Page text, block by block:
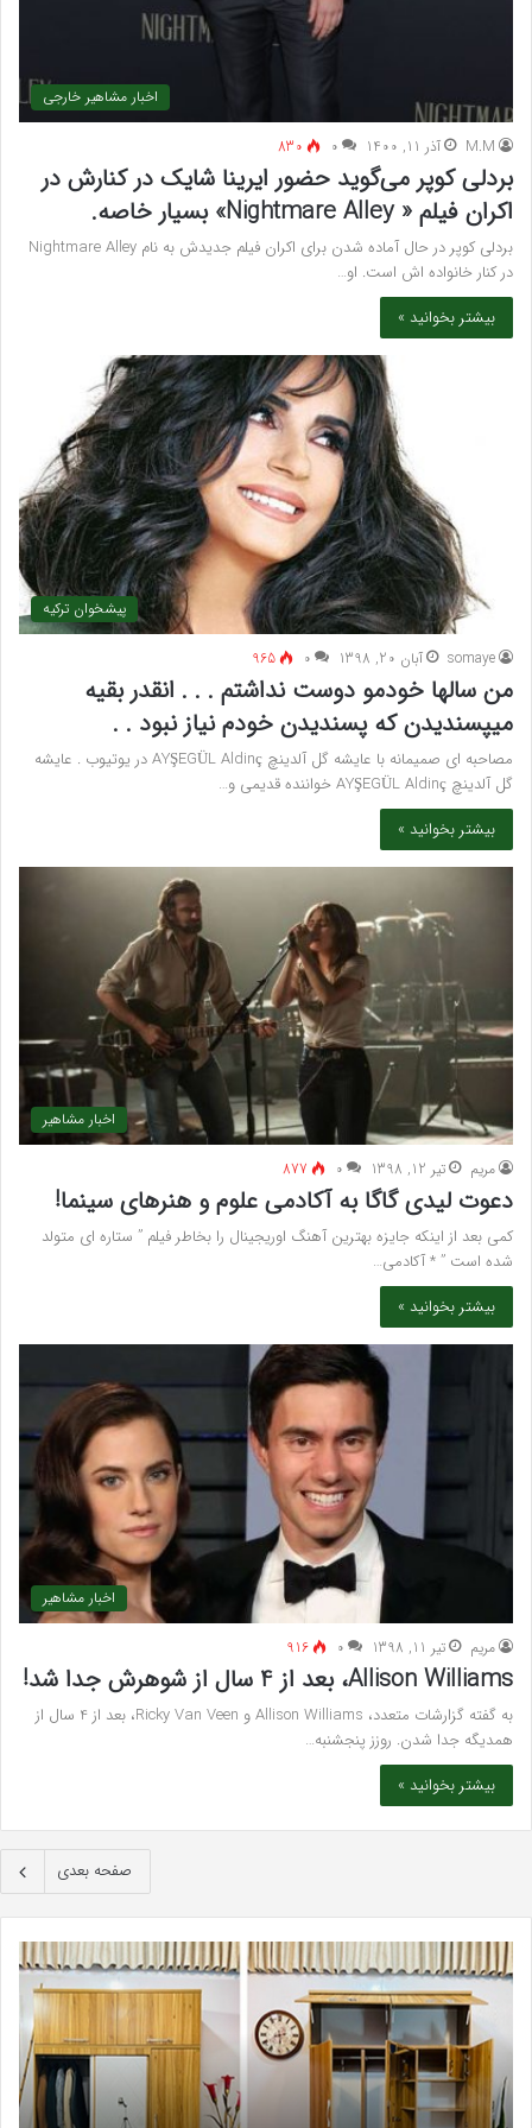
اخبار مشاهیر خارجی
M.M آذر 11, 1400 ۰ 830
بردلی کوپر می‌گوید حضور ایرینا شایک در کنارش در
اکران فیلم « Nightmare Alley» بسیار خاصه.
بردلی کوپر در حال آماده شدن برای اکران فیلم جدیدش به نام Nightmare Alley
در کنار خانواده اش است. او…
بیشتر بخوانید »
پیشخوان ترکیه
somaye آبان 20, 1398 ۰ 965
من سالها خودمو دوست نداشتم . . . انقدر بقیه
میپسندیدن که پسندیدن خودم نیاز نبود . .
مصاحبه ای صمیمانه با عایشه گل آلدینچ AYŞEGÜL Aldinç در یوتیوب . عایشه
گل آلدینچ AYŞEGÜL Aldinç خواننده قدیمی و…
بیشتر بخوانید »
اخبار مشاهیر
مريم تیر 12, 1398 ۰ 877
دعوت لیدی گاگا به آکادمی علوم و هنرهای سینما!
کمی بعد از اینکه جایزه بهترین آهنگ اوریجینال را بخاطر فیلم ” ستاره ای متولد
شده است ” * آکادمی…
بیشتر بخوانید »
اخبار مشاهیر
مريم تیر 11, 1398 ۰ 916
Allison Williams، بعد از 4 سال از شوهرش جدا شد!
به گفته گزارشات متعدد، Allison Williams و Ricky Van Veen، بعد از 4 سال از
همدیگه جدا شدن. روزز پنجشنبه…
بیشتر بخوانید »
صفحه بعدی
بهترین
کلینیک
زیبایی
فردیس
کرج؛
دکتر
قند
و